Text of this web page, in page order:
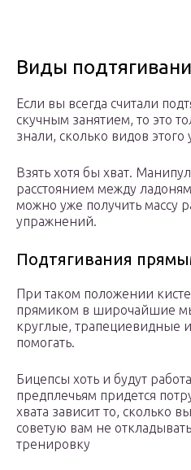
Виды
Если вы всегда считали
скучным занятием, то это
знали, сколько видов
Взять хотя бы хват.
расстоянием между
можно уже получить массу
упражнений.
Подтягивания
При таком положении
прямиком в широчайшие
круглые, трапециевидные
помогать.
Бицепсы хоть и будут
предплечьям придется
хвата зависит то, сколько
советую вам не
тренировку